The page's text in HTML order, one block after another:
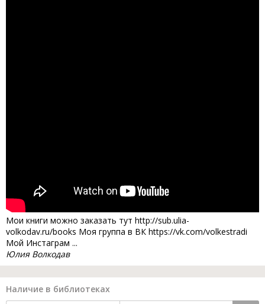
Мои книги можно заказать тут http://sub.ulia-
volkodav.ru/books Моя группа в ВК https://vk.com/volkestradi
Мой Инстаграм ...
Юлия Волкодав
Наличие в библиотеках